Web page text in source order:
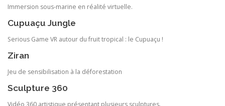
Immersion sous-marine en réalité virtuelle.
Cupuaçu Jungle
Serious Game VR autour du fruit tropical : le Cupuaçu !
Ziran
Jeu de sensibilisation à la déforestation
Sculpture 360